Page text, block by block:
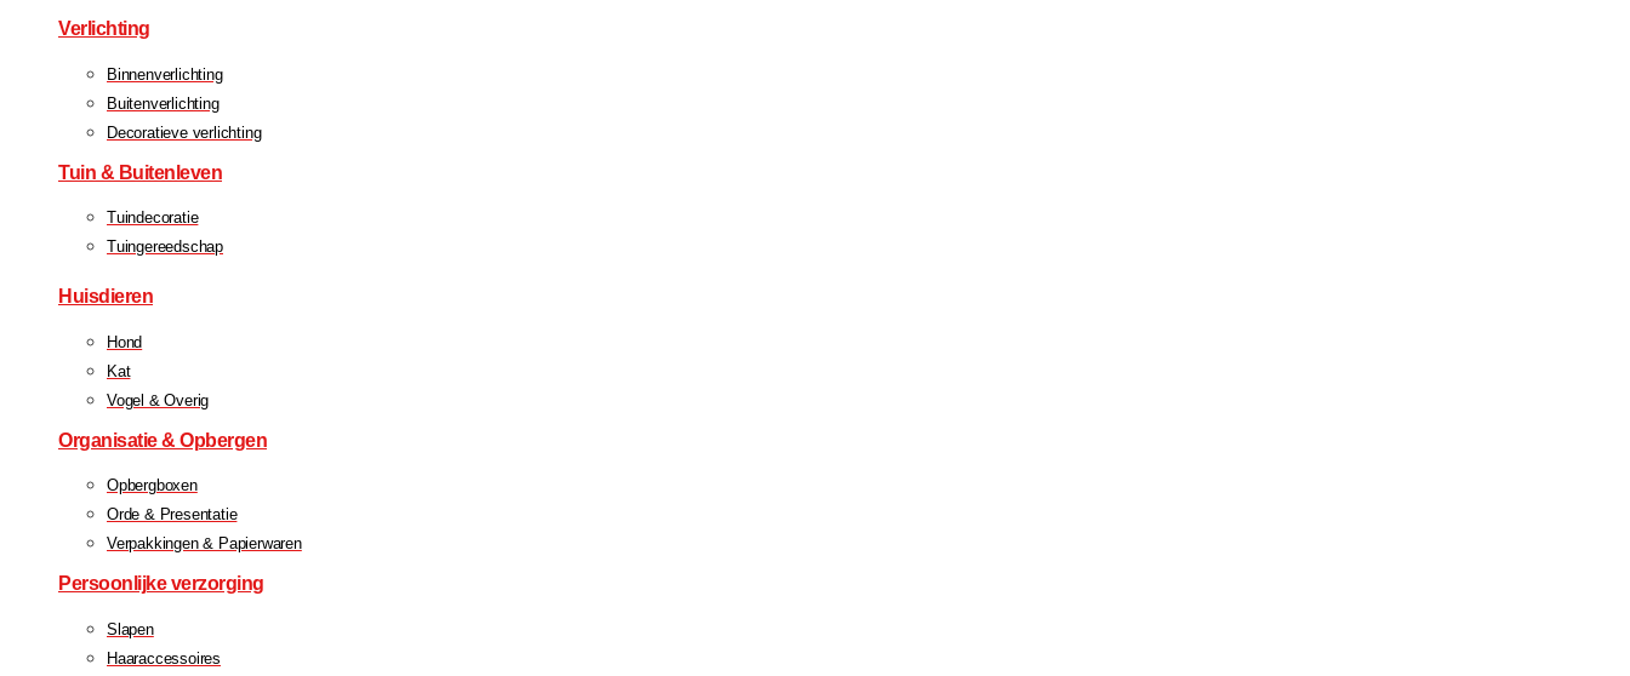
Verlichting
Binnenverlichting
Buitenverlichting
Decoratieve verlichting
Tuin & Buitenleven
Tuindecoratie
Tuingereedschap
Huisdieren
Hond
Kat
Vogel & Overig
Organisatie & Opbergen
Opbergboxen
Orde & Presentatie
Verpakkingen & Papierwaren
Persoonlijke verzorging
Slapen
Haaraccessoires